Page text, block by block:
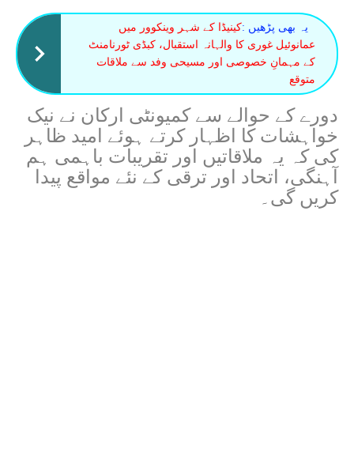
یہ بھی پڑھیں :کینیڈا کے شہر وینکوور میں
عمانوئیل غوری کا والہانہ استقبال، کبڈی ٹورنامنٹ
کے مہمانِ خصوصی اور مسیحی وفد سے ملاقات
متوقع
دورے کے حوالے سے کمیونٹی ارکان نے نیک
خواہشات کا اظہار کرتے ہوئے امید ظاہر
کی کہ یہ ملاقاتیں اور تقریبات باہمی ہم
آہنگی، اتحاد اور ترقی کے نئے مواقع پیدا
کریں گی۔